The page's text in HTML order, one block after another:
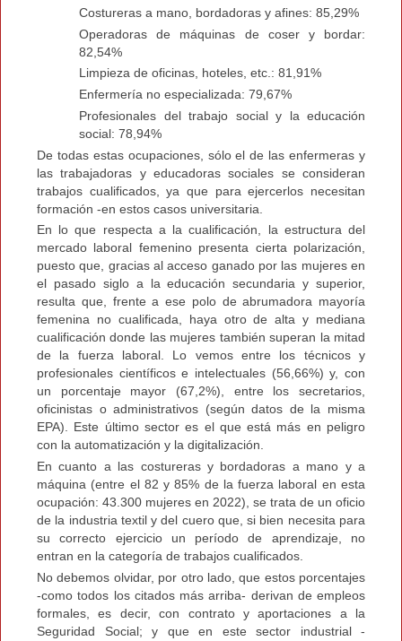
Costureras a mano, bordadoras y afines: 85,29%
Operadoras de máquinas de coser y bordar:
82,54%
Limpieza de oficinas, hoteles, etc.: 81,91%
Enfermería no especializada: 79,67%
Profesionales del trabajo social y la educación
social: 78,94%
De todas estas ocupaciones, sólo el de las enfermeras y
las trabajadoras y educadoras sociales se consideran
trabajos cualificados, ya que para ejercerlos necesitan
formación -en estos casos universitaria.
En lo que respecta a la cualificación, la estructura del
mercado laboral femenino presenta cierta polarización,
puesto que, gracias al acceso ganado por las mujeres en
el pasado siglo a la educación secundaria y superior,
resulta que, frente a ese polo de abrumadora mayoría
femenina no cualificada, haya otro de alta y mediana
cualificación donde las mujeres también superan la mitad
de la fuerza laboral. Lo vemos entre los técnicos y
profesionales científicos e intelectuales (56,66%) y, con
un porcentaje mayor (67,2%), entre los secretarios,
oficinistas o administrativos (según datos de la misma
EPA). Este último sector es el que está más en peligro
con la automatización y la digitalización.
En cuanto a las costureras y bordadoras a mano y a
máquina (entre el 82 y 85% de la fuerza laboral en esta
ocupación: 43.300 mujeres en 2022), se trata de un oficio
de la industria textil y del cuero que, si bien necesita para
su correcto ejercicio un período de aprendizaje, no
entran en la categoría de trabajos cualificados.
No debemos olvidar, por otro lado, que estos porcentajes
-como todos los citados más arriba- derivan de empleos
formales, es decir, con contrato y aportaciones a la
Seguridad Social; y que en este sector industrial -